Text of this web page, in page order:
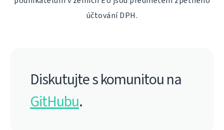
účtování DPH.
Diskutujte s komunitou na
GitHubu.